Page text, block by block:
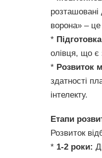
ворона» – це
*
олівця, що є
* Розвиток
здатності
інтелекту.
Етапи
Розвиток
* 1-2 роки: